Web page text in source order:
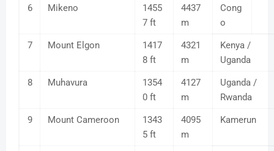
6 Mikeno
1455
7 ft
4437
m
Cong
o
7 Mount Elgon
1417
8 ft
4321
m
Kenya /
Uganda
8 Muhavura
1354
0 ft
4127
m
Uganda /
Rwanda
9 Mount Cameroon
1343
5 ft
4095
m
Kamerun